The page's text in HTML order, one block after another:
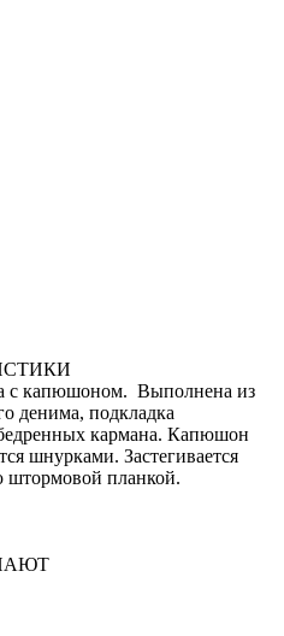
с капюшоном. Выполнена из
денима, подкладка
кармана. Капюшон
шнурками. Застегивается
планкой.